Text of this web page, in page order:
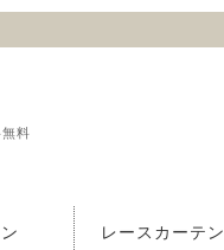
料
レースカーテン